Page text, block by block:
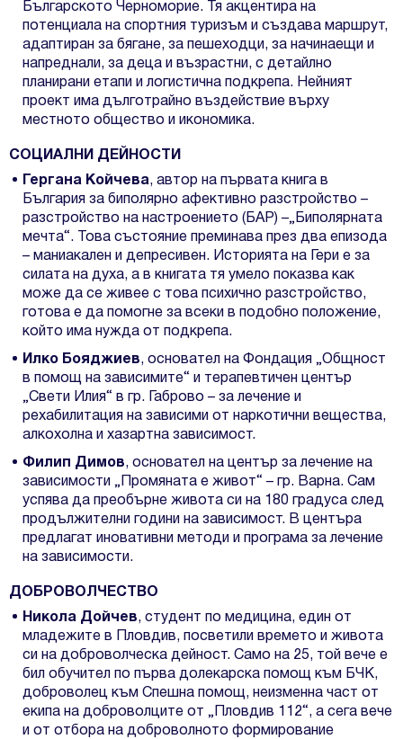
Българското Черноморие. Тя акцентира на
потенциала на спортния туризъм и създава маршрут,
адаптиран за бягане, за пешеходци, за начинаещи и
напреднали, за деца и възрастни, с детайлно
планирани етапи и логистична подкрепа. Нейният
проект има дълготрайно въздействие върху
местното общество и икономика.
СОЦИАЛНИ ДЕЙНОСТИ
Гергана Койчева, автор на първата книга в
България за биполярно афективно разстройство –
разстройство на настроението (БАР) –„Биполярната
мечта“. Това състояние преминава през два епизода
– маниакален и депресивен. Историята на Гери е за
силата на духа, а в книгата тя умело показва как
може да се живее с това психично разстройство,
готова е да помогне за всеки в подобно положение,
който има нужда от подкрепа.
Илко Бояджиев, основател на Фондация „Общност
в помощ на зависимите“ и терапевтичен център
„Свети Илия“ в гр. Габрово – за лечение и
рехабилитация на зависими от наркотични вещества,
алкохолна и хазартна зависимост.
Филип Димов, основател на център за лечение на
зависимости „Промяната е живот“ – гр. Варна. Сам
успява да преобърне живота си на 180 градуса след
продължителни години на зависимост. В центъра
предлагат иновативни методи и програма за лечение
на зависимости.
ДОБРОВОЛЧЕСТВО
Никола Дойчев, студент по медицина, един от
младежите в Пловдив, посветили времето и живота
си на доброволческа дейност. Само на 25, той вече е
бил обучител по първа долекарска помощ към БЧК,
доброволец към Спешна помощ, неизменна част от
екипа на доброволците от „Пловдив 112“, а сега вече
и от отбора на доброволното формирование